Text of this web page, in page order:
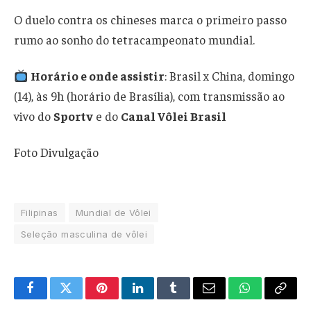
O duelo contra os chineses marca o primeiro passo
rumo ao sonho do tetracampeonato mundial.
Horário e onde assistir: Brasil x China, domingo
(14), às 9h (horário de Brasília), com transmissão ao
vivo do Sportv e do Canal Vôlei Brasil
Foto Divulgação
Filipinas
Mundial de Vôlei
Seleção masculina de vôlei
FacebookTwitterPinterestLinkedInTumblrEmail WhatsApp
Copy